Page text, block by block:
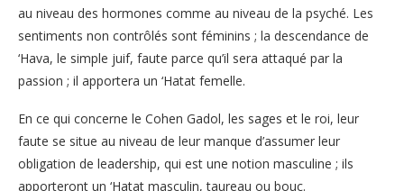
au niveau des hormones comme au niveau de la psyché. Les
sentiments non contrôlés sont féminins ; la descendance de
‘Hava, le simple juif, faute parce qu’il sera attaqué par la
passion ; il apportera un ‘Hatat femelle.
En ce qui concerne le Cohen Gadol, les sages et le roi, leur
faute se situe au niveau de leur manque d’assumer leur
obligation de leadership, qui est une notion masculine ; ils
apporteront un ‘Hatat masculin, taureau ou bouc.